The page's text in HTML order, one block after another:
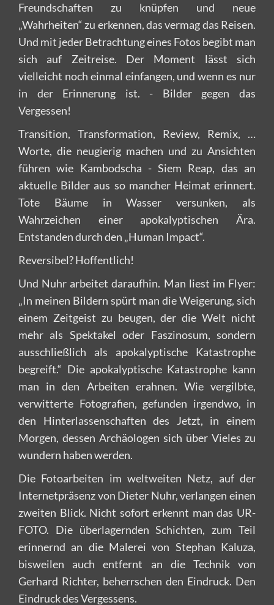
Freundschaften zu knüpfen und neue
„Wahrheiten“ zu erkennen, das vermag das Reisen.
Und mit jeder Betrachtung eines Fotos begibt man
sich auf Zeitreise. Der Moment lässt sich
vielleicht noch einmal einfangen, und wenn es nur
in der Erinnerung ist. - Bilder gegen das
Vergessen!
Transition, Transformation, Review, Remix, …
Worte, die neugierig machen und zu Ansichten
führen wie Kambodscha - Siem Reap, das an
aktuelle Bilder aus so mancher Heimat erinnert.
Tote Bäume in Wasser versunken, als
Wahrzeichen einer apokalyptischen Ära.
Entstanden durch den „Human Impact“.
Reversibel? Hoffentlich!
Und Nuhr arbeitet daraufhin. Man liest im Flyer:
„In meinen Bildern spürt man die Weigerung, sich
einem Zeitgeist zu beugen, der die Welt nicht
mehr als Spektakel oder Faszinosum, sondern
ausschließlich als apokalyptische Katastrophe
begreift.“ Die apokalyptische Katastrophe kann
man in den Arbeiten erahnen. Wie vergilbte,
verwitterte Fotografien, gefunden irgendwo, in
den Hinterlassenschaften des Jetzt, in einem
Morgen, dessen Archäologen sich über Vieles zu
wundern haben werden.
Die Fotoarbeiten im weltweiten Netz, auf der
Internetpräsenz von Dieter Nuhr, verlangen einen
zweiten Blick. Nicht sofort erkennt man das UR-
FOTO. Die überlagernden Schichten, zum Teil
erinnernd an die Malerei von Stephan Kaluza,
bisweilen auch entfernt an die Technik von
Gerhard Richter, beherrschen den Eindruck. Den
Eindruck des Vergessens.